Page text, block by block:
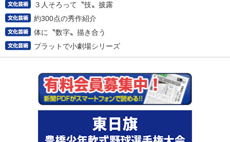
３人そろって〝技〟披露
約300点の秀作紹介
体に〝数字〟描き合う
プラットで小劇場シリーズ